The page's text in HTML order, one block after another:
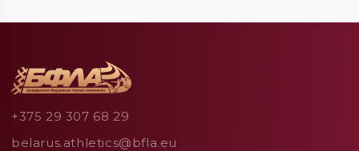
+375 29 307 68 29
belarus.athletics@bfla.eu